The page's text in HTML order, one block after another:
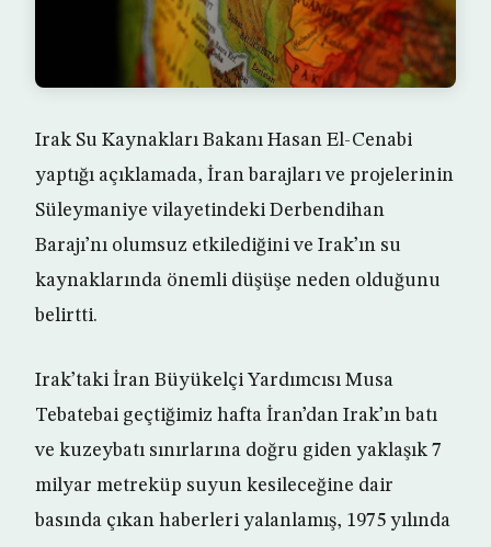
Irak Su Kaynakları Bakanı Hasan El-Cenabi
yaptığı açıklamada, İran barajları ve projelerinin
Süleymaniye vilayetindeki Derbendihan
Barajı’nı olumsuz etkilediğini ve Irak’ın su
kaynaklarında önemli düşüşe neden olduğunu
belirtti.
Irak’taki İran Büyükelçi Yardımcısı Musa
Tebatebai geçtiğimiz hafta İran’dan Irak’ın batı
ve kuzeybatı sınırlarına doğru giden yaklaşık 7
milyar metreküp suyun kesileceğine dair
basında çıkan haberleri yalanlamış, 1975 yılında